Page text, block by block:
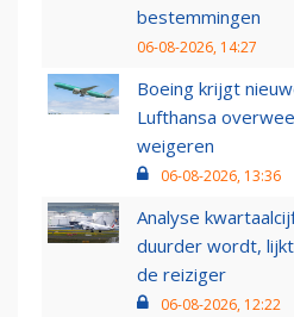
bestemmingen
06-08-2026, 14:27
Boeing krijgt
Lufthansa
weigeren
06-08-2026, 13:36
Analyse
duurder wordt,
de reiziger
06-08-2026, 12:22